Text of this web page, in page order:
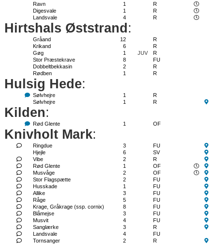
Ravn 1
R
Digesvale
1
R
Landsvale
4 R
Hirtshals Øststrand :
Gråand 12
R
Krikand
6
R
Gøg
1 JUV
R
Stor Præstekrave
8
FU
Dobbeltbekkasin
2
R
Rødben
1 R
Hulsig Hede:
Sølvhejre 1
R
Sølvhejre
1 R
Kilden:
Rød Glente 1 OF
Knivholt Mark:
Ringdue 3
FU
Hjejle
6
SV
Vibe
2
R
Rød Glente
1
OF
Musvåge
2
OF
Stor Flagspætte
2
FU
Husskade
1
FU
Allike
3
FU
Råge
5
FU
Krage, Gråkrage (ssp. cornix)
8
FU
Blåmejse
3
FU
Musvit
4
FU
Sanglærke
3
R
Landsvale
4
FU
Tornsanger
2
R